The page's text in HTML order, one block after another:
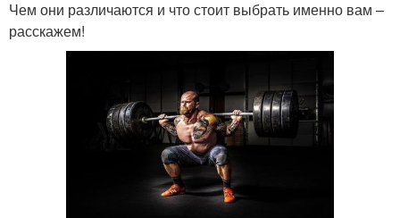
Чем они различаются и что стоит выбрать именно вам –
расскажем!